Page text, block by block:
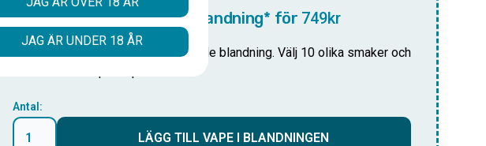
Skapa din egen 10-pack blandning* för 749kr
Lägg till denna smak i din anpassade blandning. Välj 10 olika smaker och
Antal:
LÄGG TILL VAPE I BLANDNINGEN
JAG ÄR UNDER 18 ÅR